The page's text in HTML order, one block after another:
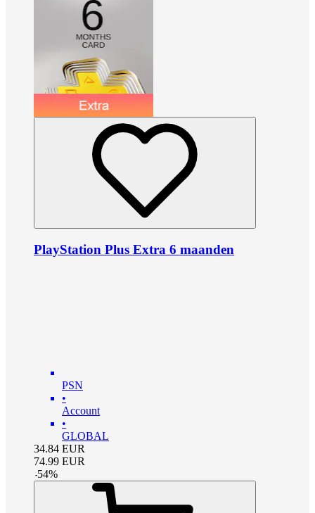
PlayStation Plus Extra 6 maanden
PSN
•
Account
•
GLOBAL
34.84 EUR
74.99 EUR
-54%